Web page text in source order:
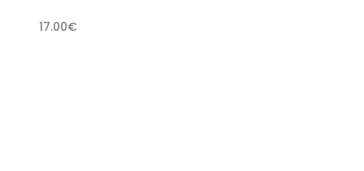
17.00€